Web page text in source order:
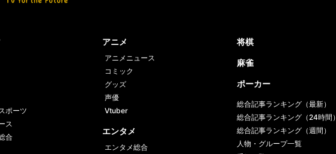
ポーツ
ス
合
アニメ
アニメニュース
コミック
グッズ
声優
Vtuber
エンタメ
エンタメ総合
将棋
麻雀
ポーカー
総合記事ランキング（最新）
総合記事ランキング（24時間）
総合記事ランキング（週間）
人物・グループ一覧